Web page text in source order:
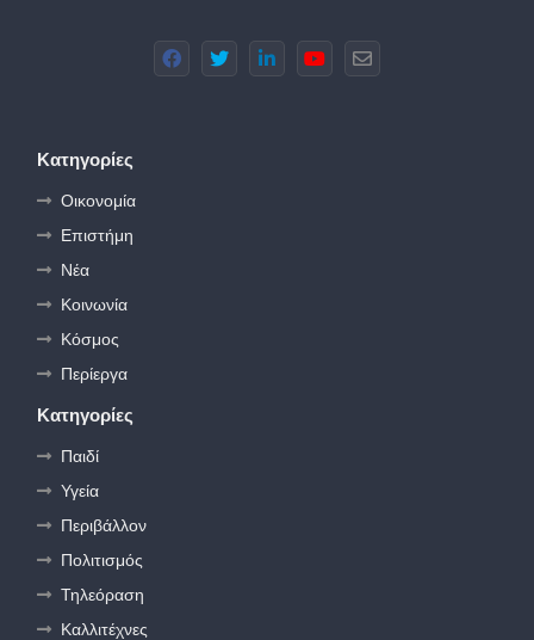
Κατηγορίες
Οικονομία
Επιστήμη
Νέα
Κοινωνία
Κόσμος
Περίεργα
Κατηγορίες
Παιδί
Υγεία
Περιβάλλον
Πολιτισμός
Τηλεόραση
Καλλιτέχνες